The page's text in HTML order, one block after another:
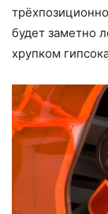
будет заметно
хрупком